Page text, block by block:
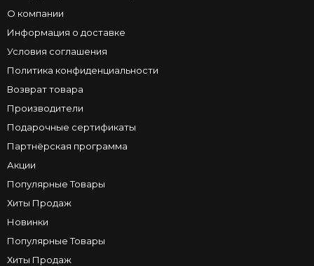
О компании
Информация о доставке
Условия соглашения
Политика конфиденциальности
Возврат товара
Производители
Подарочные сертификаты
Партнёрская программа
Акции
Популярные Товары
Хиты Продаж
Новинки
Популярные Товары
Хиты Продаж